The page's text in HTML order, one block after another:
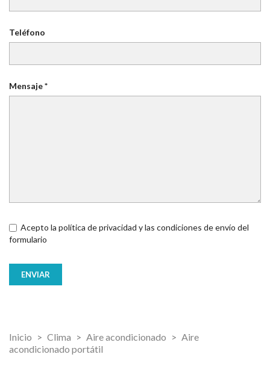
Inicio Clima Aire acondicionado
Aire
acondicionado portátil
Teléfono
Mensaje *
Acepto la política de privacidad y las condiciones de envío del
formulario